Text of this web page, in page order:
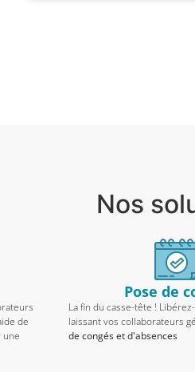
Nos
de
une
Pose de
La fin du casse-tête !
laissant vos collaborateurs
de congés et d'absences